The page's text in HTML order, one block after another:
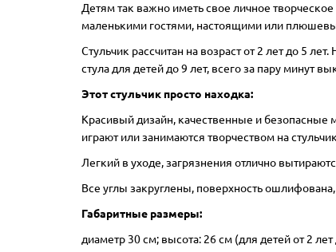
Детям так важно иметь свое личное
маленькими гостями, настоящими или
Стульчик рассчитан на возраст от 2 лет до 5
стула для детей до 9 лет, всего за пару минут
Этот стульчик просто находка:
Красивый дизайн, качественные и безопасные
играют или занимаются творчеством на
Легкий в уходе, загрязнения отлично
Все углы закруглены, поверхность
Габаритные размеры:
диаметр 30 см; высота: 26 см (для детей от 2 лет